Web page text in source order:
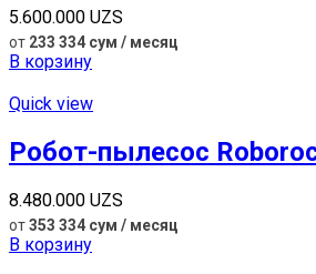
5.600.000 UZS
от 233 334 сум / месяц
В корзину
Quick view
Робот-пылесос
8.480.000 UZS
от353 334 сум / месяц
В корзину